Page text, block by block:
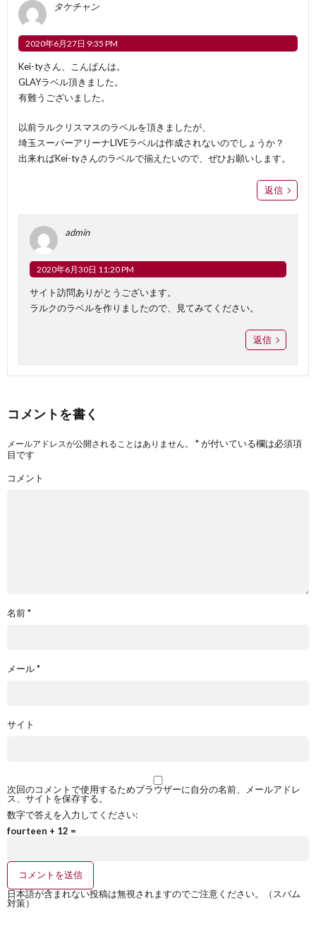
タケチャン
2020年6月27日 9:35 PM
Kei-tyさん、こんばんは。
GLAYラベル頂きました。
有難うございました。
以前ラルクリスマスのラベルを頂きましたが、
埼玉スーパーアリーナLIVEラベルは作成されないのでしょうか？
出来ればKei-tyさんのラベルで揃えたいので、ぜひお願いします。
返信
admin
2020年6月30日 11:20 PM
サイト訪問ありがとうございます。
ラルクのラベルを作りましたので、見てみてください。
返信
コメントを書く
メールアドレスが公開されることはありません。 *が付いている欄は必須項
目です
コメント
名前*
メール*
サイト
次回のコメントで使用するためブラウザーに自分の名前、メールアドレ
ス、サイトを保存する。
数字で答えを入力してください:
fourteen + 12 =
日本語が含まれない投稿は無視されますのでご注意ください。（スパム
対策）